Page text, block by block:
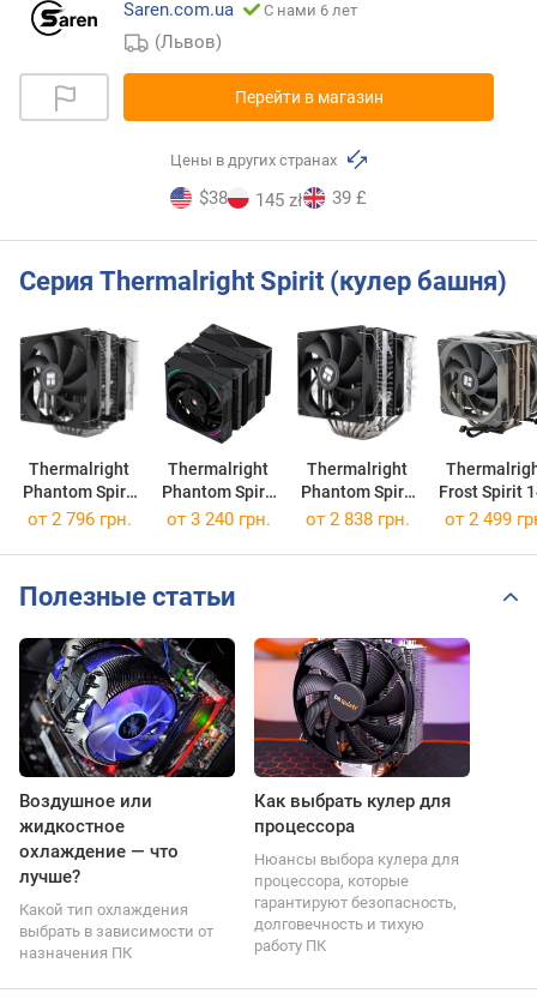
Saren.com.ua С нами 6 лет
(Львов)
Перейти в магазин
Цены в других странах
$38 145 zł 39 £
Серия Thermalright Spirit (кулер башня)
Thermalright
Phantom Spirit
120 SE
Thermalright
Phantom Spirit
120 EVO
Thermalright
Phantom Spirit
120
Frost Spirit
от 2 796 грн. от 3 240 грн. от 2 838 грн. от 2 499
Полезные статьи
Воздушное или
жидкостное
охлаждение — что
лучше?
Какой тип охлаждения
выбрать в зависимости от
назначения ПК
Как выбрать кулер для
процессора
Нюансы выбора кулера для
процессора, которые
гарантируют безопасность,
долговечность и тихую
работу ПК